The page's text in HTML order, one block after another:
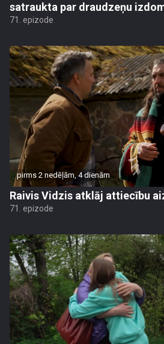
satraukta par draudzeņu
71. epizode
pirms 2 nedēļām, 4 dienām
Raivis Vidzis atklāj attiecību
71. epizode